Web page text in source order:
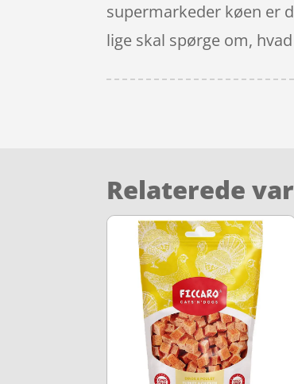
supermarkeder køen er
lige skal spørge om,
Relaterede